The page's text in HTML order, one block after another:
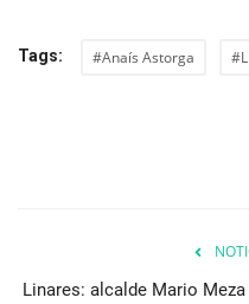
Tags: #Anaís Astorga
Linares: alcalde Mario